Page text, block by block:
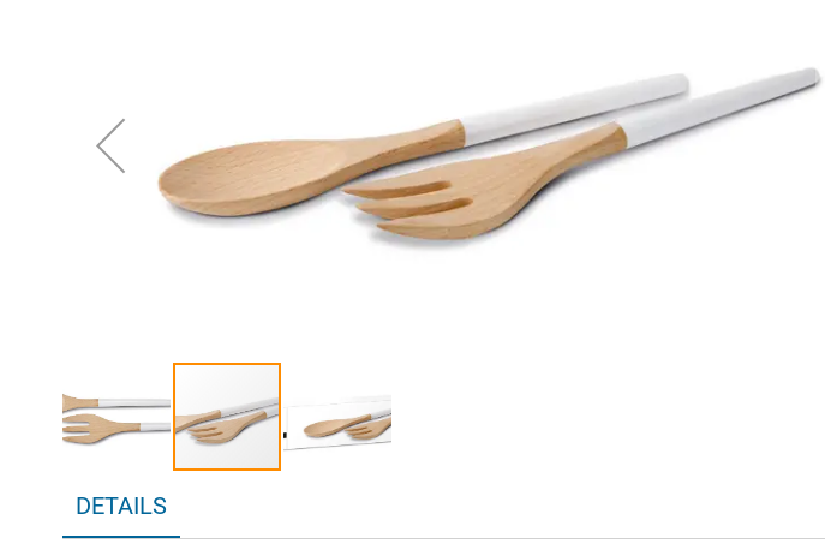
Anfang
der
DETAILS